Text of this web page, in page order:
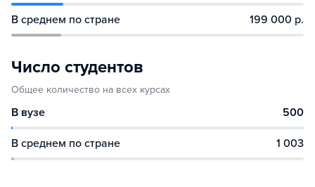
В среднем по стране 199 000 р.
Число студентов
Общее количество на всех курсах
В вузе 500
В среднем по стране 1 003